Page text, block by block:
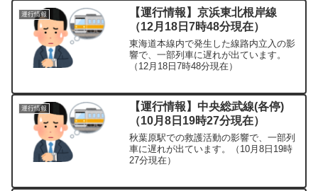
運行情報
【運行情報】京浜東北根岸線
（12月18日7時48分現在）
東海道本線内で発生した線路内立入の影
響で、一部列車に遅れが出ています。
（12月18日7時48分現在）
運行情報
【運行情報】中央総武線(各停)
（10月8日19時27分現在）
秋葉原駅での救護活動の影響で、一部列
車に遅れが出ています。（10月8日19時
27分現在）